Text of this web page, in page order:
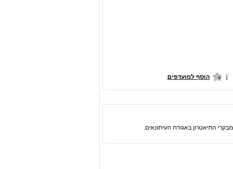
| הוסף למועדפים